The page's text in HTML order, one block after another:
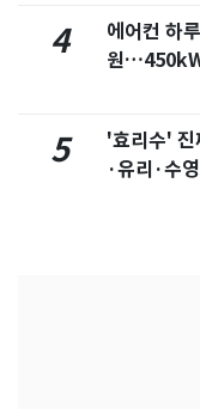
4
에어컨 하
원
5
'효리수'
·유리·수